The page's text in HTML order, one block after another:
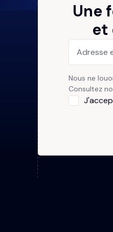
Une
et
Nous ne
Consultez